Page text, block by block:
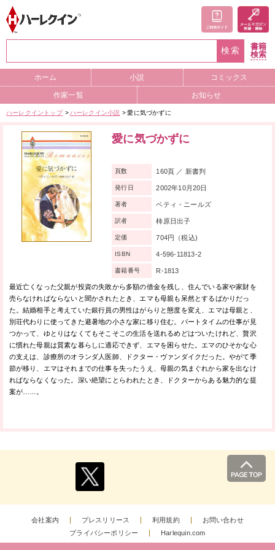
検索
書籍
検索
ホーム 小説 コミックス
作家一覧 お知らせ
ハーレクイントップ ハーレクイン小説 愛に気づかずに
愛に気づかずに
最近亡くなった父親が投資の失敗から多額の借金を残し、住んでいる家や家財を
売らなければならないと聞かされたとき、エマも母親も呆然とするばかりだっ
た。結婚相手と考えていた銀行員の男性はがらりと態度を変え、エマは母親と、
別荘代わりに使ってきた避暑地の小さな家に移り住む。パートタイムの仕事が見
つかって、ゆとりはなくてもそこそこの生活を送れるめどはついたけれど、贅沢
に慣れた母親は質素な暮らしに適応できず、エマを困らせた。エマのひそかな心
の支えは、診療所のオランダ人医師、ドクター・ヴァンダイクだった。やがて季
節が移り、エマはそれまでの仕事を失ったうえ、母親の気まぐれから家を出なけ
ればならなくなった。深い絶望にとらわれたとき、ドクターからある魅力的な提
案が……。
頁数 160頁 ／ 新書判
発行日 2002年10月20日
著者 ベティ・ニールズ
訳者 柿原日出子
定価 704円（税込)
ISBN 4-596-11813-2
書籍番号 R-1813
会社案内 プレスリリース 利用規約
お問い合わせ
プライバシーポリシー
Harlequin.com